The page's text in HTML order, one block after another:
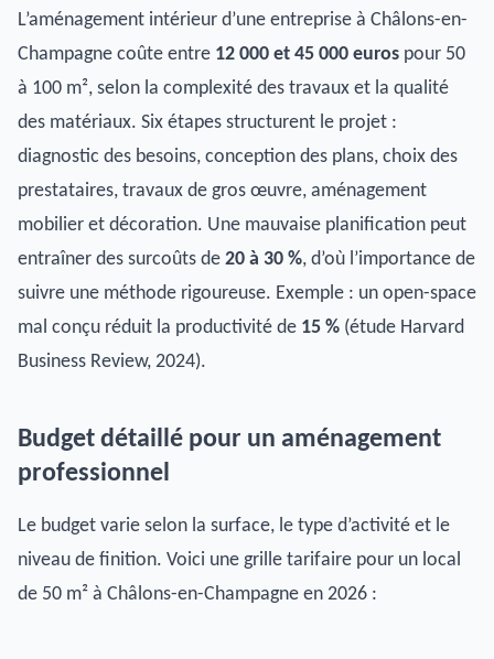
L’aménagement intérieur d’une entreprise à Châlons-en-
Champagne coûte entre 12 000 et 45 000 euros pour 50
à 100 m², selon la complexité des travaux et la qualité
des matériaux. Six étapes structurent le projet :
diagnostic des besoins, conception des plans, choix des
prestataires, travaux de gros œuvre, aménagement
mobilier et décoration. Une mauvaise planification peut
entraîner des surcoûts de 20 à 30 %, d’où l’importance de
suivre une méthode rigoureuse. Exemple : un open-space
mal conçu réduit la productivité de 15 % (étude Harvard
Business Review, 2024).
Budget détaillé pour un aménagement
professionnel
Le budget varie selon la surface, le type d’activité et le
niveau de finition. Voici une grille tarifaire pour un local
de 50 m² à Châlons-en-Champagne en 2026 :